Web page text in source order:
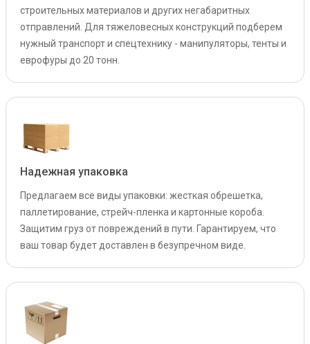
строительных материалов и других негабаритных
отправлений. Для тяжеловесных конструкций подберем
нужный транспорт и спецтехнику - манипуляторы, тенты и
еврофуры до 20 тонн.
Надежная упаковка
Предлагаем все виды упаковки: жесткая обрешетка,
паллетирование, стрейч-пленка и картонные короба.
Защитим груз от повреждений в пути. Гарантируем, что
ваш товар будет доставлен в безупречном виде.